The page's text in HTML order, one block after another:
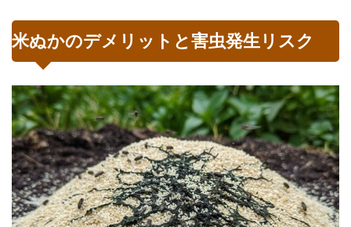
米ぬかのデメリットと害虫発生リスク